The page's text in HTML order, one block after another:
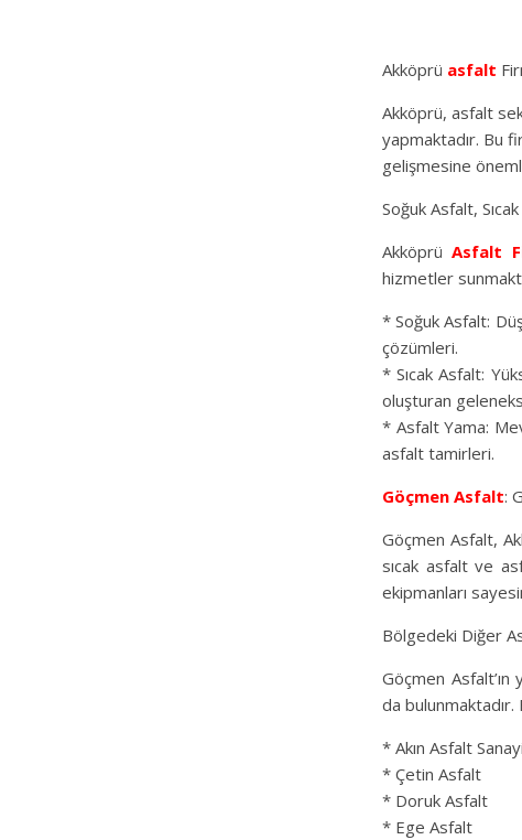
Akköprü asfalt
Akköprü, asfalt
yapmaktadır. Bu
gelişmesine
Soğuk Asfalt,
AkköprüAsfalt
hizmetler
* Soğuk Asfalt:
çözümleri.
* Sıcak Asfalt:
oluşturan
* Asfalt Yama:
asfalt tamirleri.
Göçmen Asfalt:
Göçmen Asfalt,
sıcak asfalt ve
ekipmanları
Bölgedeki Diğer
Göçmen
da bulunmaktadır.
* Akın Asfalt
* Çetin Asfalt
* Doruk Asfalt
* Ege Asfalt